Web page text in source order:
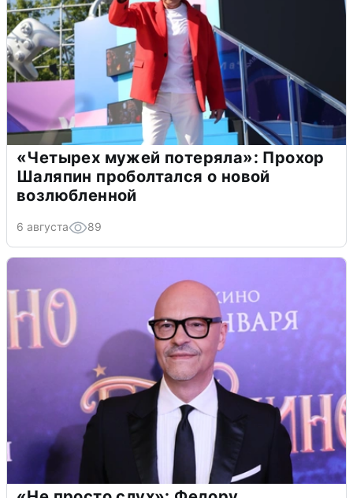
«Четырех мужей потеряла»: Прохор
Шаляпин проболтался о новой
возлюбленной
6 августа 89